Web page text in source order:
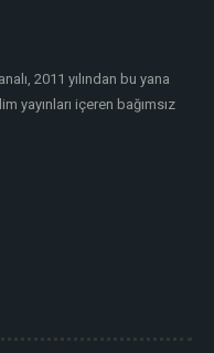
2011 yılından bu yana
yayınları içeren bağımsız